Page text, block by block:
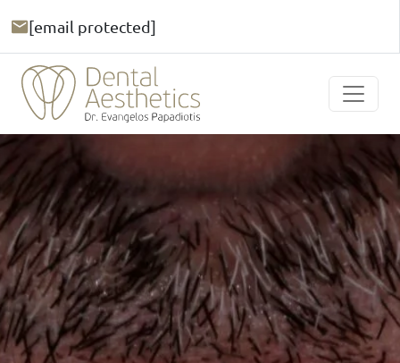
[email protected]